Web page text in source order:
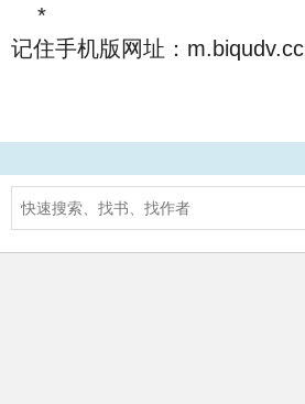
*
记住手机版网址：m.biqudv.cc